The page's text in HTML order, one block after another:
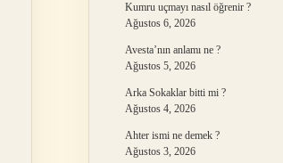
Kumru uçmayı nasıl öğrenir ?
Ağustos 6, 2026
Avesta’nın anlamı ne ?
Ağustos 5, 2026
Arka Sokaklar bitti mi ?
Ağustos 4, 2026
Ahter ismi ne demek ?
Ağustos 3, 2026